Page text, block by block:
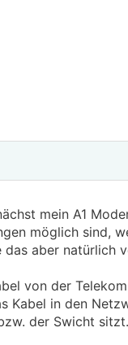
mein A1
möglich sind,
aber natürlich
von der
Kabel in den
der Swicht sitzt.